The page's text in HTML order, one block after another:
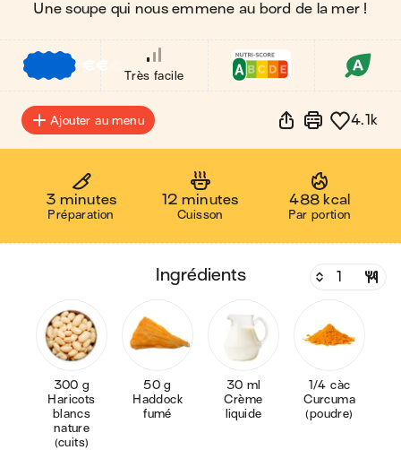
Une soupe qui nous emmene au bord de la mer !
€€
Très facile
Ajouter au menu 4.1k
3 minutes
Préparation
12 minutes
Cuisson
488 kcal
Par portion
ingrédients
300 g
Haricots
blancs
nature
(cuits)
50 g
Haddock
fumé
30 ml
Crème
liquide
1/4 càc
Curcuma
(poudre)